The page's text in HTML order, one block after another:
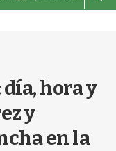
o
r
hora y
y
en la